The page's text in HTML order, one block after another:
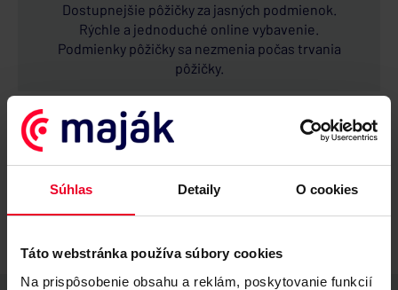
Súhlas Detaily O cookies
Táto webstránka používa súbory cookies
Na prispôsobenie obsahu a reklám, poskytovanie funkcií
Dostupnejšie pôžičky za jasných podmienok.
Rýchle a jednoduché online vybavenie.
Podmienky pôžičky sa nezmenia počas trvania
pôžičky.
INVESTÍCIE
Vysoké a stabilné výnosy.
Garancia investovaných peňazí.